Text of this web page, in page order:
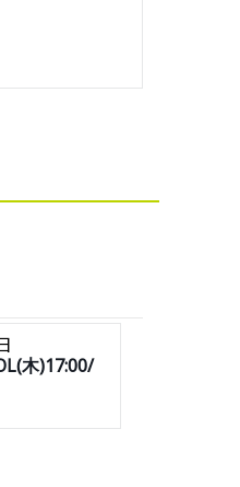
木)17:00/